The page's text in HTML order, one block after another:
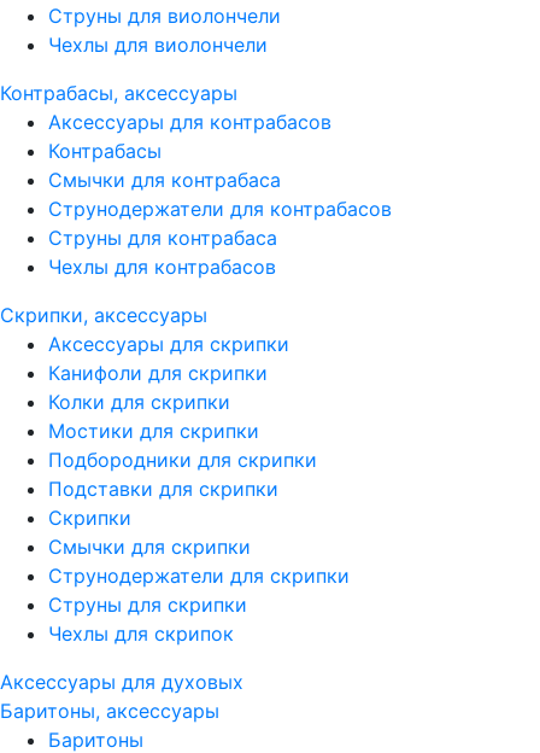
Струны для виолончели
Чехлы для виолончели
Контрабасы, аксессуары
Аксессуары для контрабасов
Контрабасы
Смычки для контрабаса
Струнодержатели для контрабасов
Струны для контрабаса
Чехлы для контрабасов
Скрипки, аксессуары
Аксессуары для скрипки
Канифоли для скрипки
Колки для скрипки
Мостики для скрипки
Подбородники для скрипки
Подставки для скрипки
Скрипки
Смычки для скрипки
Струнодержатели для скрипки
Струны для скрипки
Чехлы для скрипок
Аксессуары для духовых
Баритоны, аксессуары
Баритоны